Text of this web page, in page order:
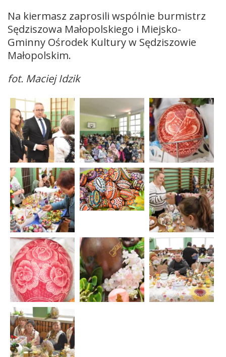
Na kiermasz zaprosili wspólnie burmistrz
Sędziszowa Małopolskiego i Miejsko-
Gminny Ośrodek Kultury w Sędziszowie
Małopolskim.
fot. Maciej Idzik